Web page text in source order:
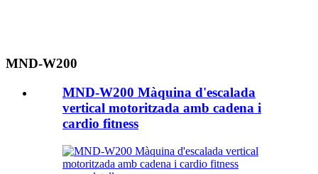
MND-W200
MND-W200 Màquina d'escalada
vertical motoritzada amb cadena i
cardio fitness